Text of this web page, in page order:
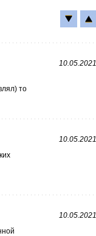
то
10.05.2021
10.05.2021
10.05.2021